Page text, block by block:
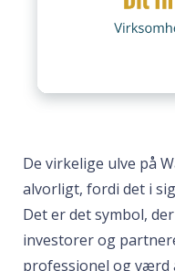
De virkelige ulve på
alvorligt, fordi det i
Det er det symbol,
investorer og
professionel og